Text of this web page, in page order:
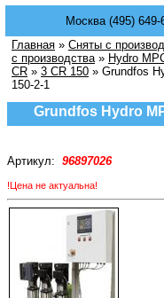
Москва (495) 649-
Главная » Сняты с
с производства» Hydro
CR » 3 CR 150 » Grundfos
150-2-1
Grundfos Hydro
Артикул: 96897026
!Цена не актуальна!